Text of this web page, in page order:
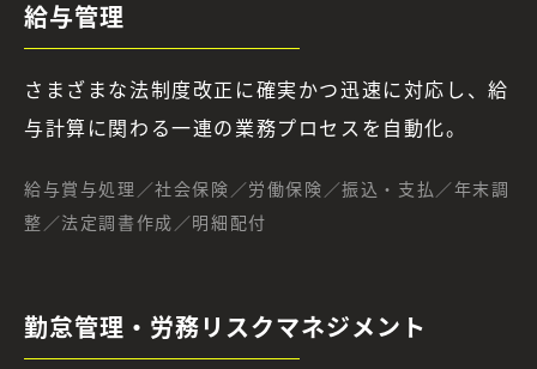
給与管理
さまざまな法制度改正に確実かつ迅速に対応し、給
与計算に関わる一連の業務プロセスを自動化。
給与賞与処理／社会保険／労働保険／振込・支払／年末調
整／法定調書作成／明細配付
勤怠管理・労務リスクマネジメント